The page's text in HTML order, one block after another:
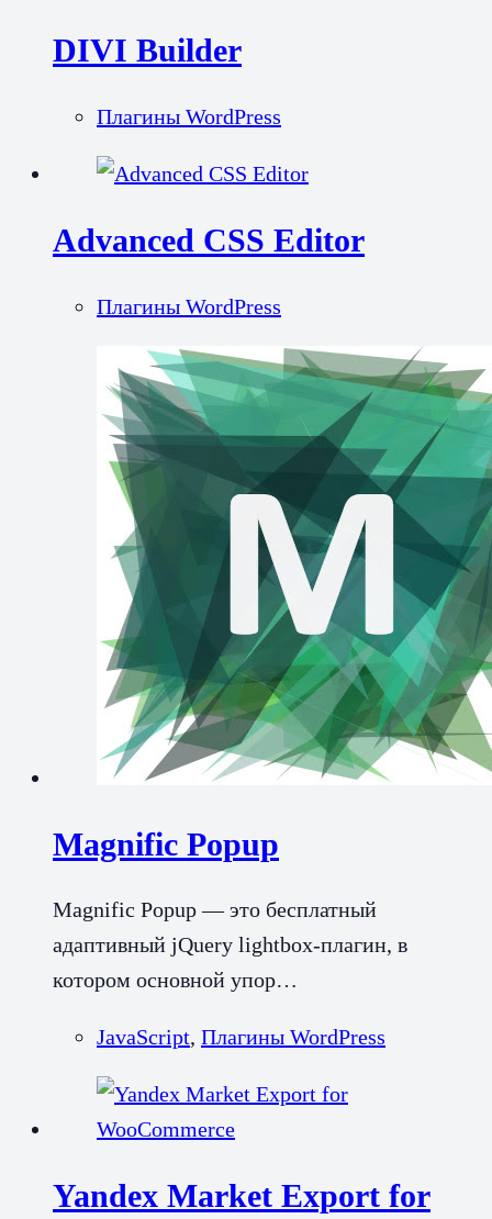
DIVI Builder
Плагины WordPress
Advanced CSS Editor
Плагины WordPress
Magnific Popup
Magnific Popup — это бесплатный
адаптивный jQuery lightbox-плагин, в
котором основной упор…
JavaScript, Плагины WordPress
Yandex Market Export for